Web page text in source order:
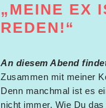
„MEINE EX
REDEN!“
An diesem Abend
Zusammen mit meiner
Denn manchmal ist es
nicht immer. Wie Du